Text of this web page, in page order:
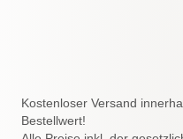
Kostenloser Versand
Bestellwert!